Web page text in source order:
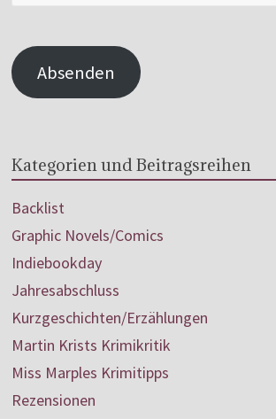
Absenden
Kategorien und Beitragsreihen
Backlist
Graphic Novels/Comics
Indiebookday
Jahresabschluss
Kurzgeschichten/Erzählungen
Martin Krists Krimikritik
Miss Marples Krimitipps
Rezensionen